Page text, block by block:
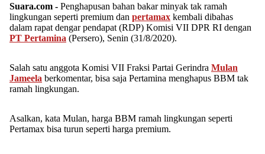
Suara.com - Penghapusan bahan bakar minyak tak ramah
lingkungan seperti premium dan pertamax kembali dibahas
dalam rapat dengar pendapat (RDP) Komisi VII DPR RI dengan
PT Pertamina (Persero), Senin (31/8/2020).
Salah satu anggota Komisi VII Fraksi Partai Gerindra Mulan
Jameela berkomentar, bisa saja Pertamina menghapus BBM tak
ramah lingkungan.
Asalkan, kata Mulan, harga BBM ramah lingkungan seperti
Pertamax bisa turun seperti harga premium.